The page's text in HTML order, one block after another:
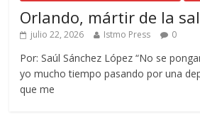
Orlando, mártir de la
julio 22, 2026 Istmo Press 0
Por: Saúl Sánchez López “No se
yo mucho tiempo pasando por una
que me